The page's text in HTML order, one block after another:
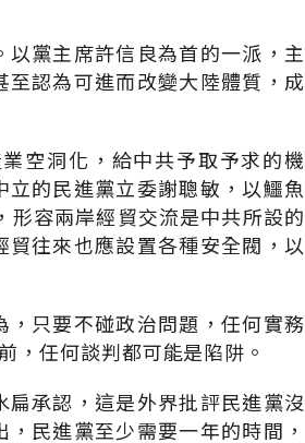
黨主席許信良為首的一派，主
認為可進而改變大陸體質，成
空洞化，給中共予取予求的機
的民進黨立委謝聰敏，以鱷魚
容兩岸經貿交流是中共所設的
往來也應設置各種安全閥，以
只要不碰政治問題，任何實務
，任何談判都可能是陷阱。
承認，這是外界批評民進黨沒
民進黨至少需要一年的時間，